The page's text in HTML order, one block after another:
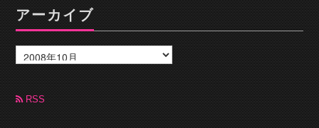
アーカイブ
ー
カ
ブ RSS